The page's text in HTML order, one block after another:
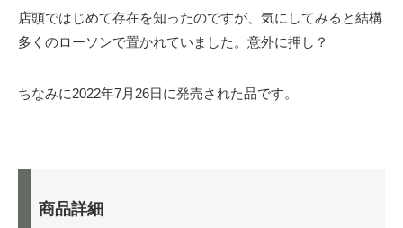
店頭ではじめて存在を知ったのですが、気にしてみると結構
多くのローソンで置かれていました。意外に押し？
ちなみに2022年7月26日に発売された品です。
商品詳細